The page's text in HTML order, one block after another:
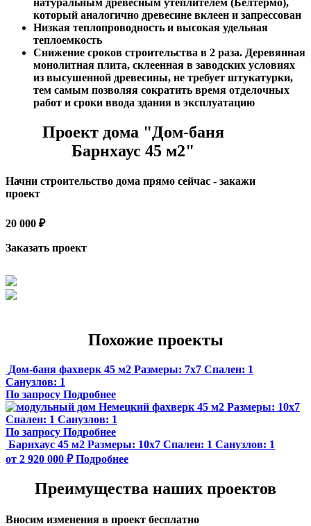
натуральным древесным утеплителем (Белтермо),
который аналогично древесине вклеен и запрессован
Низкая теплопроводность и высокая удельная
теплоемкость
Снижение сроков строительства в 2 раза. Деревянная
монолитная плита, склеенная в заводских условиях
из высушенной древесины, не требует штукатурки,
тем самым позволяя сократить время отделочных
работ и сроки ввода здания в эксплуатацию
Проект дома "Дом-баня
Барнхаус 45 м2"
Начни строительство дома прямо сейчас - закажи
проект
20 000 ₽
Заказать проект
Похожие проекты
Дом-баня фахверк 45 м2 Размеры: 7x7 Спален: 1
Санузлов: 1
По запросу Подробнее
Немецкий фахверк 45 м2 Размеры: 10х7
Спален: 1 Санузлов: 1
По запросу Подробнее
Барнхаус 45 м2 Размеры: 10х7 Спален: 1 Санузлов: 1
от 2 920 000 ₽ Подробнее
Преимущества наших проектов
Вносим изменения в проект бесплатно